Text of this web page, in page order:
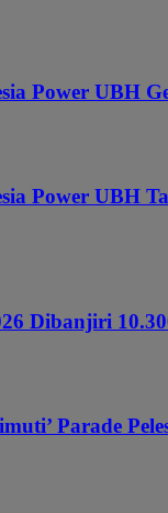
Power UBH
Power UBH
Dibanjiri
Parade